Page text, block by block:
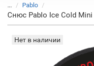
... Pablo
Снюс Pablo Ice Cold
Нет в наличии